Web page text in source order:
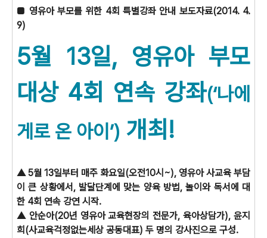
■ 영유아 부모를 위한 4회 특별강좌 안내 보도자료(2014. 4.
9)
5월 13일, 영유아 부모
대상 4회 연속 강좌(‘나에
게로 온 아이’) 개최!
▲ 5월 13일부터 매주 화요일(오전10시~), 영유아 사교육 부담
이 큰 상황에서, 발달단계에 맞는 양육 방법, 놀이와 독서에 대
한 4회 연속 강연 시작.
▲ 안순아(20년 영유아 교육현장의 전문가, 육아상담가), 윤지
희(사교육걱정없는세상 공동대표) 두 명의 강사진으로 구성.